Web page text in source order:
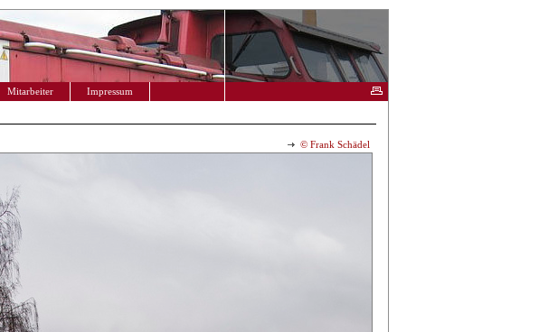
Mitarbeiter Impressum
© Frank Schädel